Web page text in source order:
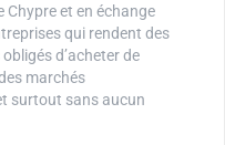
et en échange
qui rendent des
d’acheter de
marchés
surtout sans aucun